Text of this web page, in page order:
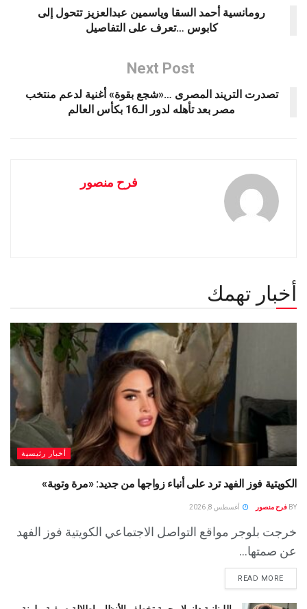
رومانسية أحمد السقا وياسمين عبدالعزيز تتحول إلى
كابوس …تعرف على التفاصيل
Next Post
تصدرت التريند المصرى …«شجع بقوة» أغنية لدعم منتخب
مصر بعد تأهله لدور الـ16 بكأس العالم
فرح منصور
أخبار تهمك
أخبار رئيسية
الكويتية فوز الفهد ترد على أنباء زواجها من جديد: «مرة وتوبة» ‏
BY فرح منصور أغسطس 8, 2026
خرجت بلوجر مواقع التواصل الاجتماعي الكويتية فوز الفهد
عن صمتها...
READ MORE